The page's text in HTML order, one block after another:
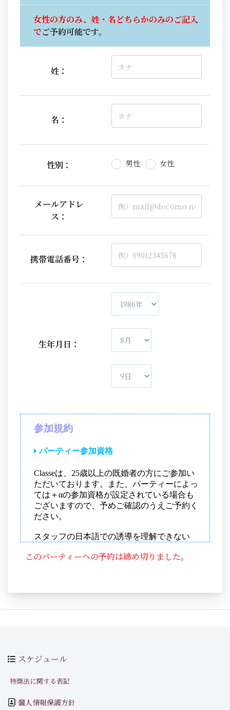
女性の方のみ、姓・名どちらかのみのご記入
でご予約可能です。
姓：
名：
性別： 男性 女性
メールアドレ
ス：
携帯電話番号：
生年月日：
このパーティーへの予約は締め切りました。
スケジュール
特商法に関する表記
個人情報保護方針